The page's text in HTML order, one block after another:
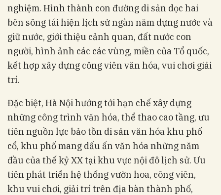
nghiệm. Hình thành con đường di sản dọc hai
bên sông tái hiện lịch sử ngàn năm dựng nước và
giữ nước, giới thiệu cảnh quan, đất nước con
người, hình ảnh các các vùng, miền của Tổ quốc,
kết hợp xây dựng công viên văn hóa, vui chơi giải
trí.
Đặc biệt, Hà Nội hướng tới hạn chế xây dựng
những công trình văn hóa, thể thao cao tầng, ưu
tiên nguồn lực bảo tồn di sản văn hóa khu phố
cổ, khu phố mang dấu ấn văn hóa những năm
đầu của thế kỷ XX tại khu vực nội đô lịch sử. Ưu
tiên phát triển hệ thống vườn hoa, công viên,
khu vui chơi, giải trí trên địa bàn thành phố,